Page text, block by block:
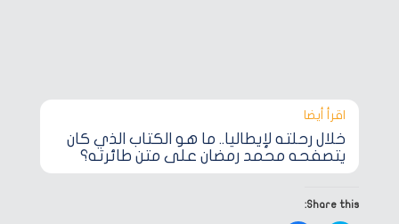
اقرأ أيضا‎
خلال رحلته لإيطاليا.. ما هو الكتاب الذي كان
يتصفحه محمد رمضان على متن طائرته؟
Share this: